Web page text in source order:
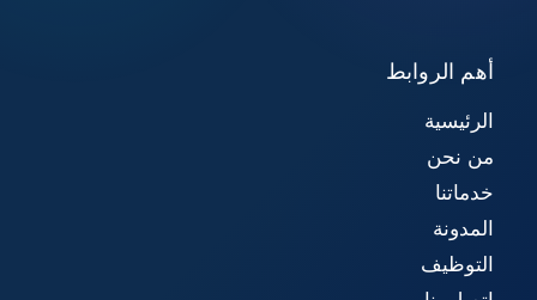
أهم الروابط
الرئيسية
من نحن
خدماتنا
المدونة
التوظيف